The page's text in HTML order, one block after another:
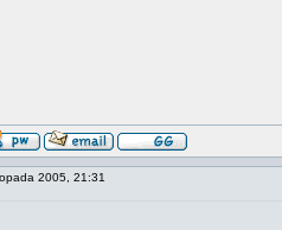
2005, 21:31